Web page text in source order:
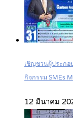
เชิญชวนผู้ประกอ
กิจกรรม SMEs
12 มีนาคม